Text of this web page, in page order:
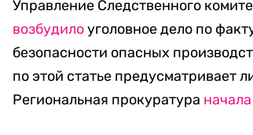
Управление Следственного
возбудилоуголовное дело по
безопасности опасных
по этой статье предусматривает
Региональная прокуратура начала